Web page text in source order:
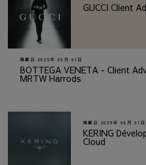
GUCCI Client
掲載日 2026年 08月 07日
BOTTEGA VENETA - Client
MRTW Harrods
掲載日 2026年 08月 07日
KERING
Cloud